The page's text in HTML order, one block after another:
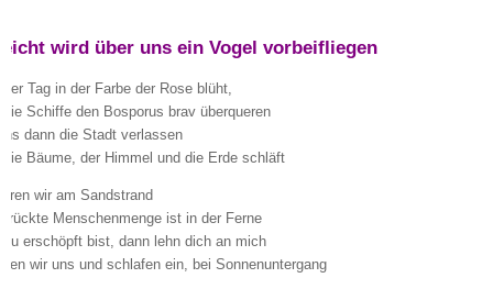
wird über uns ein Vogel vorbeifliegen
der Tag in der Farbe der Rose blüht,
die Schiffe den Bosporus brav überqueren
dann die Stadt verlassen
die Bäume, der Himmel und die Erde schläft
wir am Sandstrand
Menschenmenge ist in der Ferne
du erschöpft bist, dann lehn dich an mich
wir uns und schlafen ein, bei Sonnenuntergang